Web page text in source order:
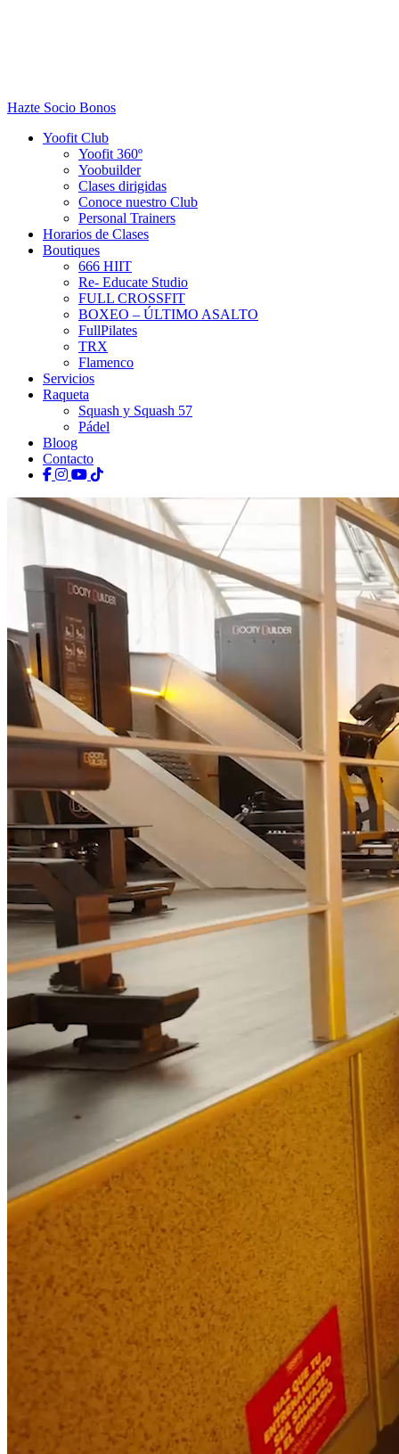
Hazte Socio Bonos
Yoofit Club
Yoofit 360º
Yoobuilder
Clases dirigidas
Conoce nuestro Club
Personal Trainers
Horarios de Clases
Boutiques
666 HIIT
Re- Educate Studio
FULL CROSSFIT
BOXEO – ÚLTIMO ASALTO
FullPilates
TRX
Flamenco
Servicios
Raqueta
Squash y Squash 57
Pádel
Bloog
Contacto